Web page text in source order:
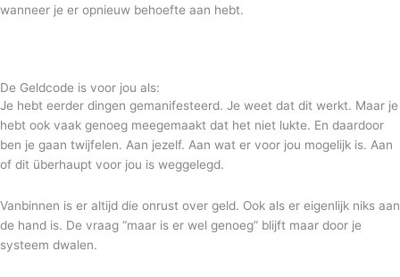
wanneer je er opnieuw behoefte aan hebt.
De Geldcode is voor jou als:
Je hebt eerder dingen gemanifesteerd. Je weet dat dit werkt. Maar je
hebt ook vaak genoeg meegemaakt dat het niet lukte. En daardoor
ben je gaan twijfelen. Aan jezelf. Aan wat er voor jou mogelijk is. Aan
of dit überhaupt voor jou is weggelegd.
Vanbinnen is er altijd die onrust over geld. Ook als er eigenlijk niks aan
de hand is. De vraag “maar is er wel genoeg” blijft maar door je
systeem dwalen.